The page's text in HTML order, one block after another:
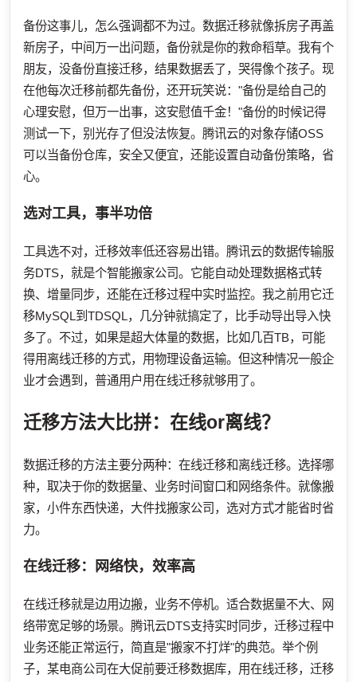
备份这事儿，怎么强调都不为过。数据迁移就像拆房子再盖
新房子，中间万一出问题，备份就是你的救命稻草。我有个
朋友，没备份直接迁移，结果数据丢了，哭得像个孩子。现
在他每次迁移前都先备份，还开玩笑说："备份是给自己的
心理安慰，但万一出事，这安慰值千金！"备份的时候记得
测试一下，别光存了但没法恢复。腾讯云的对象存储OSS
可以当备份仓库，安全又便宜，还能设置自动备份策略，省
心。
选对工具，事半功倍
工具选不对，迁移效率低还容易出错。腾讯云的数据传输服
务DTS，就是个智能搬家公司。它能自动处理数据格式转
换、增量同步，还能在迁移过程中实时监控。我之前用它迁
移MySQL到TDSQL，几分钟就搞定了，比手动导出导入快
多了。不过，如果是超大体量的数据，比如几百TB，可能
得用离线迁移的方式，用物理设备运输。但这种情况一般企
业才会遇到，普通用户用在线迁移就够用了。
迁移方法大比拼：在线or离线？
数据迁移的方法主要分两种：在线迁移和离线迁移。选择哪
种，取决于你的数据量、业务时间窗口和网络条件。就像搬
家，小件东西快递，大件找搬家公司，选对方式才能省时省
力。
在线迁移：网络快，效率高
在线迁移就是边用边搬，业务不停机。适合数据量不大、网
络带宽足够的场景。腾讯云DTS支持实时同步，迁移过程中
业务还能正常运行，简直是"搬家不打烊"的典范。举个例
子，某电商公司在大促前要迁移数据库，用在线迁移，迁移